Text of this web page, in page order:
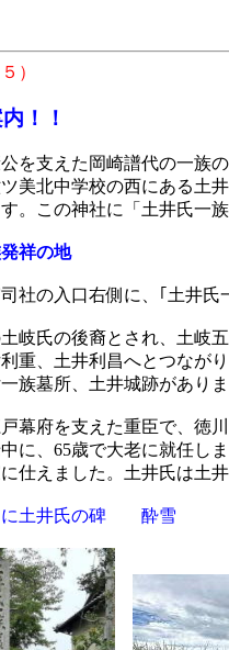
）
！！
支えた岡崎譜代の一族
美北中学校の西にある土
。この神社に「土井氏一
祥の地
社の入口右側に、｢土井氏
岐氏の後裔とされ、土岐
重、土井利昌へとつなが
族墓所、土井城跡があり
幕府を支えた重臣で、徳
に、 65歳で大老に就任し
仕えました。土井氏は土
土井氏の碑 酔雪